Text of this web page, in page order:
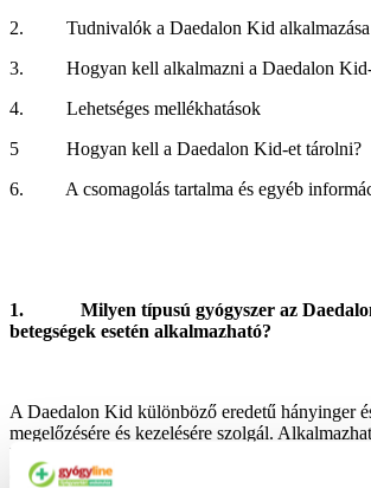
2. Tudnivalók a Daedalon Kid alkalmazása
3. Hogyan kell alkalmazni a Daedalon
4. Lehetséges mellékhatások
5 Hogyan kell a Daedalon Kid-et tárolni?
6. A csomagolás tartalma és egyéb
1. Milyen típusú gyógyszer az
betegségek esetén alkalmazható?
A Daedalon Kid különböző eredetű hányinger
megelőzésére és kezelésére szolgál.
bármely jármű kiváltotta utazási betegségben,
okozó eszközös vizsgálatok előtt, vagy